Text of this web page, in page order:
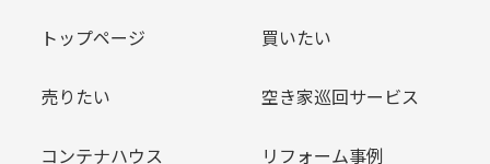
トップページ 買いたい
売りたい 空き家巡回サービス
コンテナハウス リフォーム事例